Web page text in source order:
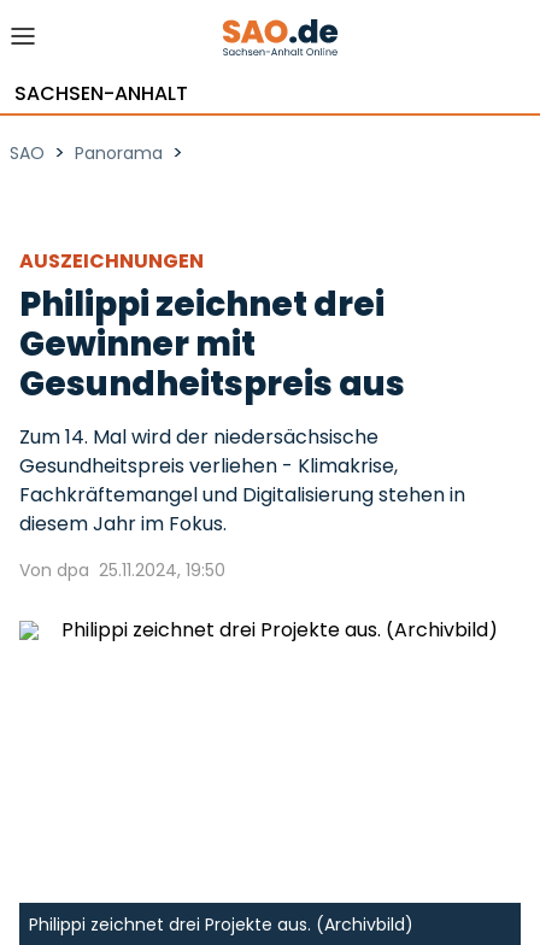
SACHSEN-ANHALT
SAO > Panorama >
AUSZEICHNUNGEN
Philippi zeichnet drei
Gewinner mit
Gesundheitspreis aus
Zum 14. Mal wird der niedersächsische
Gesundheitspreis verliehen - Klimakrise,
Fachkräftemangel und Digitalisierung stehen in
diesem Jahr im Fokus.
Von dpa 25.11.2024, 19:50
Philippi zeichnet drei Projekte aus. (Archivbild)